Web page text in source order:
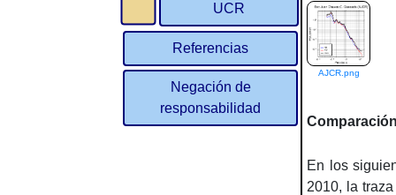
UCR
Referencias
Negación de
responsabilidad
AJCR.png
En los
2010, la